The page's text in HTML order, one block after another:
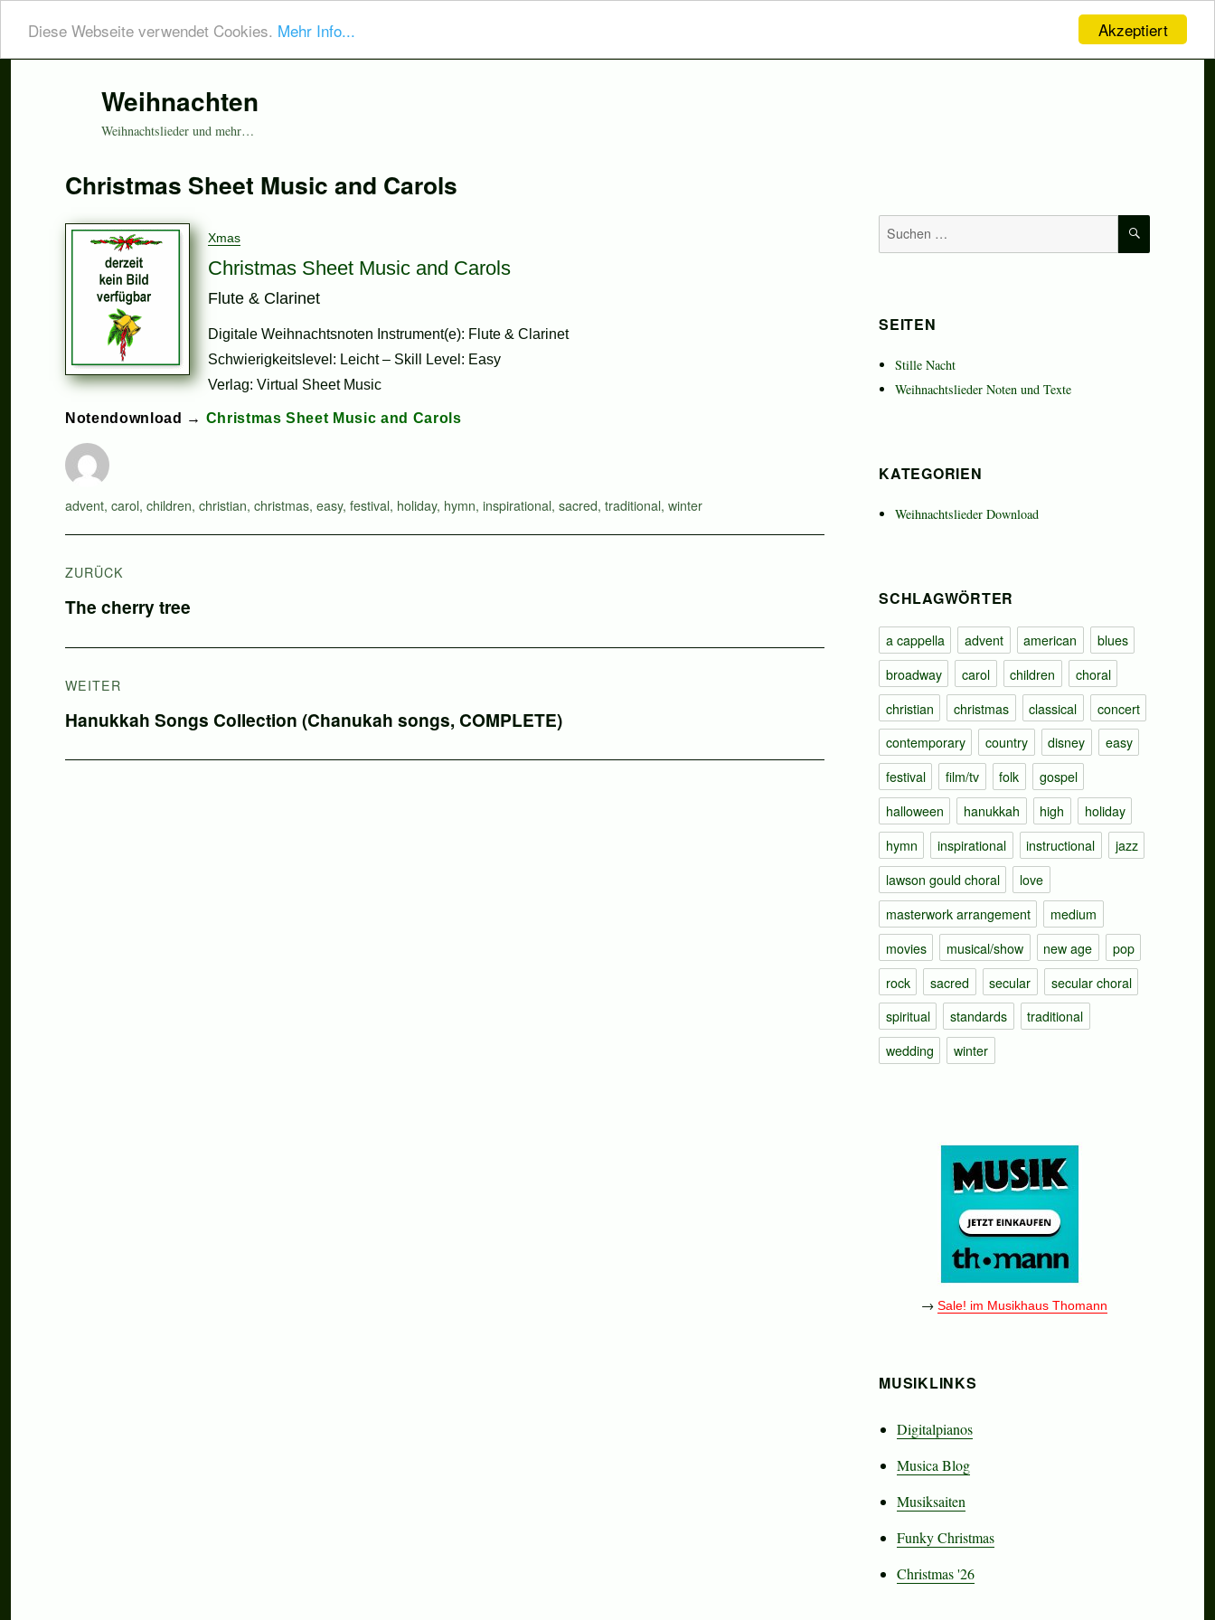
Akzeptiert
Diese Webseite verwendet Cookies. Mehr Info...
Weihnachten
Weihnachtslieder und mehr…
Christmas Sheet Music and Carols
Xmas
Christmas Sheet Music and Carols
Flute & Clarinet
Digitale Weihnachtsnoten Instrument(e): Flute & Clarinet
Schwierigkeitslevel: Leicht – Skill Level: Easy
Verlag: Virtual Sheet Music
Notendownload → Christmas Sheet Music and Carols
Autor
Schlagwörter
advent, carol, children, christian, christmas, easy, festival, holiday, hymn, inspirational, sacred, traditional, winter
ZURÜCK
Vorheriger
The cherry tree
WEITER
Nächster
Hanukkah Songs Collection (Chanukah songs, COMPLETE)
Suchen
nach:
SEITEN
Stille Nacht
Weihnachtslieder Noten und Texte
KATEGORIEN
Weihnachtslieder Download
SCHLAGWÖRTER
a cappella advent american
blues
broadway
carol children
choral
christian
christmas classical
concert
contemporary
country disney
easy
festival
film/tv folk
gospel
halloween
hanukkah high
holiday
hymn
inspirational instructional
jazz
lawson gould choral
love
masterwork arrangement
medium
movies
musical/show new age
pop
rock
sacred secular
secular choral
spiritual
standards
traditional
wedding
winter
→ Sale! im Musikhaus Thomann
MUSIKLINKS
Digitalpianos
Musica Blog
Musiksaiten
Funky Christmas
Christmas '26